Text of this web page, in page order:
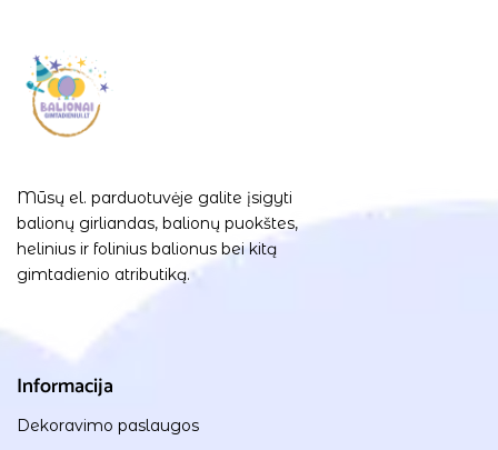
Mūsų el. parduotuvėje galite įsigyti
balionų girliandas, balionų puokštes,
helinius ir folinius balionus bei kitą
gimtadienio atributiką.
Informacija
Dekoravimo paslaugos